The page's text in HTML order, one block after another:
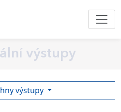
výstupy
výstupy